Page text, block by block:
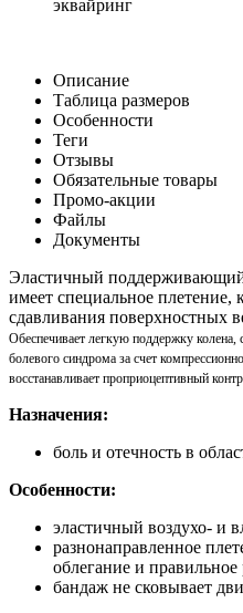
эквайринг
Описание
Таблица размеров
Особенности
Теги
Отзывы
Обязательные товары
Промо-акции
Файлы
Документы
Эластичный поддерживающий
имеет специальное плетение,
сдавливания поверхностных
Обеспечивает легкую поддержку колена,
болевого синдрома за счет
восстанавливает проприоцептивный
Назначения:
боль и отечность в
Особенности:
эластичный воздухо- и
разнонаправленное
облегание и правильное
бандаж не сковывает